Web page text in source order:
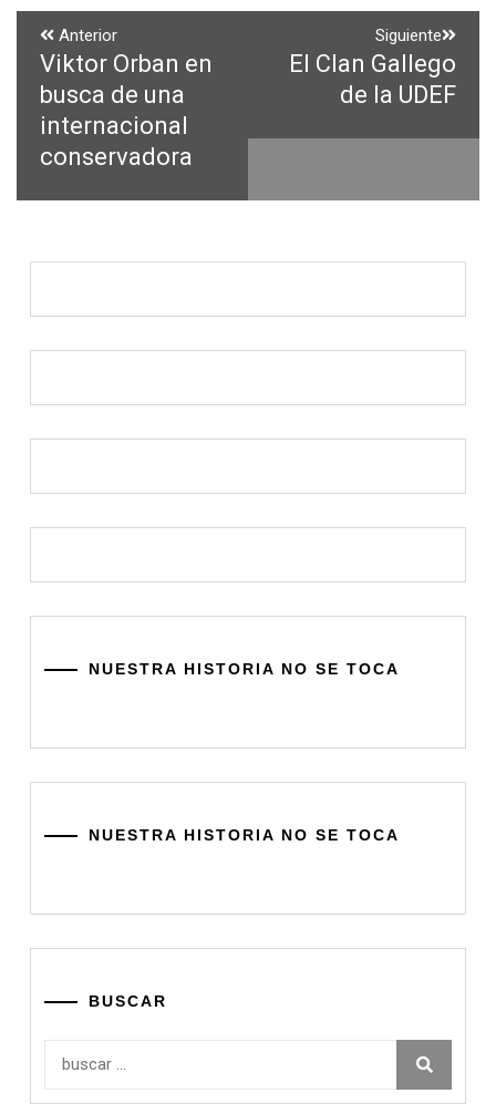
Navegación
de
entradas
Anterior
Entrada
anterior:
Viktor Orban en
busca de una
internacional
conservadora
Siguiente
Entrada
El Clan Gallego
de la UDEF
NUESTRA HISTORIA NO SE TOCA
NUESTRA HISTORIA NO SE TOCA
BUSCAR